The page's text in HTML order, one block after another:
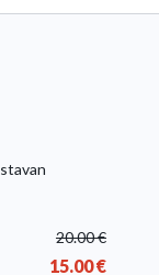
20.00€
15.00€